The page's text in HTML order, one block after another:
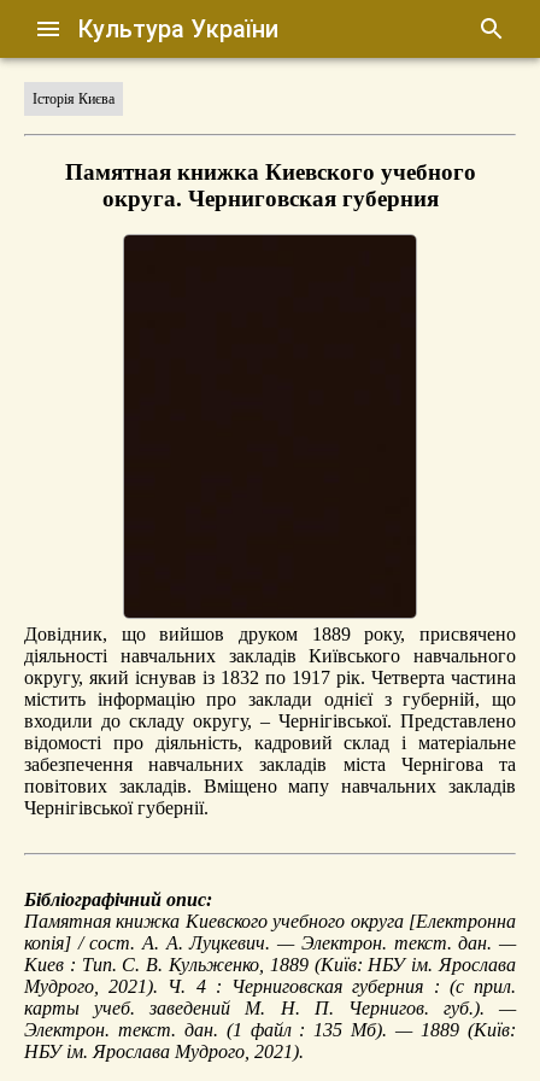
Культура України
Історія Києва
Памятная книжка Киевского учебного
округа. Черниговская губерния
Довідник, що вийшов друком 1889 року, присвячено
діяльності навчальних закладів Київського навчального
округу, який існував із 1832 по 1917 рік. Четверта частина
містить інформацію про заклади однієї з губерній, що
входили до складу округу, – Чернігівської. Представлено
відомості про діяльність, кадровий склад і матеріальне
забезпечення навчальних закладів міста Чернігова та
повітових закладів. Вміщено мапу навчальних закладів
Чернігівської губернії.
Бібліографічний опис:
Памятная книжка Киевского учебного округа[Електронна
копія] / сост. А. А. Луцкевич. — Электрон. текст. дан. —
Киев : Тип. С. В. Кульженко, 1889 (Київ: НБУ ім. Ярослава
Мудрого, 2021). Ч. 4 : Черниговская губерния : (с прил.
карты учеб. заведений М. Н. П. Чернигов. губ.). —
Электрон. текст. дан. (1 файл : 135 Мб). — 1889 (Київ:
НБУ ім. Ярослава Мудрого, 2021).